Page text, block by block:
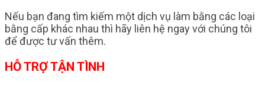
Nếu bạn đang tìm kiếm một dịch vụ làm bằng các loại
bằng cấp khác nhau thì hãy liên hệ ngay với chúng tôi
để được tư vấn thêm.
HỖ TRỢ TẬN TÌNH